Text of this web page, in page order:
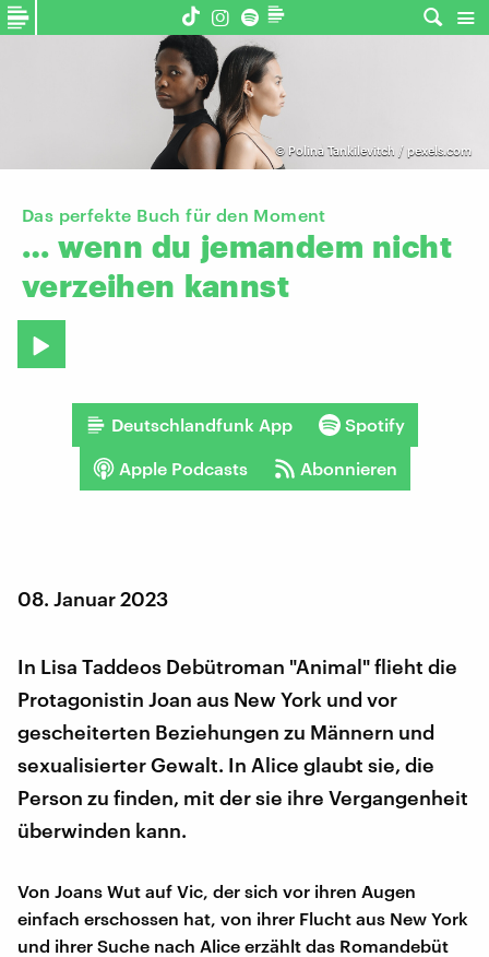
© Polina Tankilevitch / pexels.com
Das perfekte Buch für den Moment
… wenn du jemandem nicht
verzeihen kannst
Deutschlandfunk App Spotify
Apple Podcasts Abonnieren
08. Januar 2023
In Lisa Taddeos Debütroman "Animal" flieht die
Protagonistin Joan aus New York und vor
gescheiterten Beziehungen zu Männern und
sexualisierter Gewalt. In Alice glaubt sie, die
Person zu finden, mit der sie ihre Vergangenheit
überwinden kann.
Von Joans Wut auf Vic, der sich vor ihren Augen
einfach erschossen hat, von ihrer Flucht aus New York
und ihrer Suche nach Alice erzählt das Romandebüt